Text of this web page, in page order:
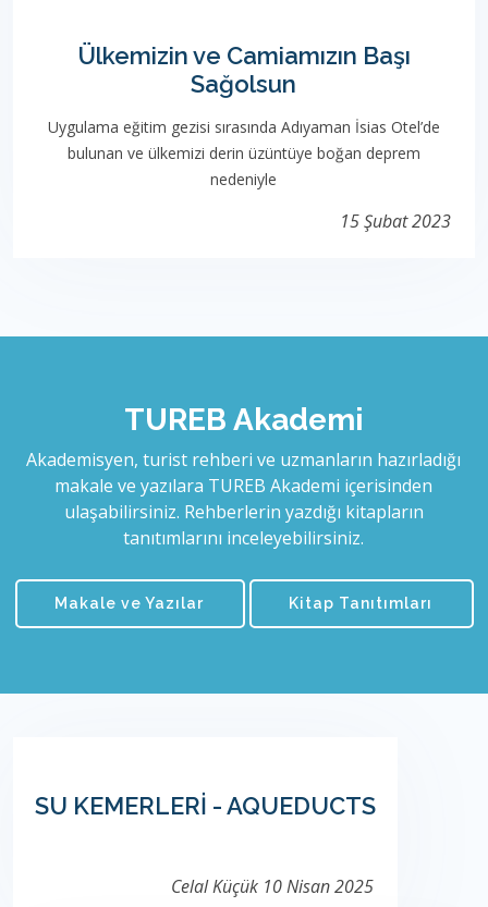
Ülkemizin ve Camiamızın Başı
Sağolsun
Uygulama eğitim gezisi sırasında Adıyaman İsias Otel’de
bulunan ve ülkemizi derin üzüntüye boğan deprem
nedeniyle
15 Şubat 2023
TUREB Akademi
Akademisyen, turist rehberi ve uzmanların hazırladığı
makale ve yazılara TUREB Akademi içerisinden
ulaşabilirsiniz. Rehberlerin yazdığı kitapların
tanıtımlarını inceleyebilirsiniz.
Makale ve Yazılar Kitap Tanıtımları
SU KEMERLERİ - AQUEDUCTS
Celal Küçük 10 Nisan 2025